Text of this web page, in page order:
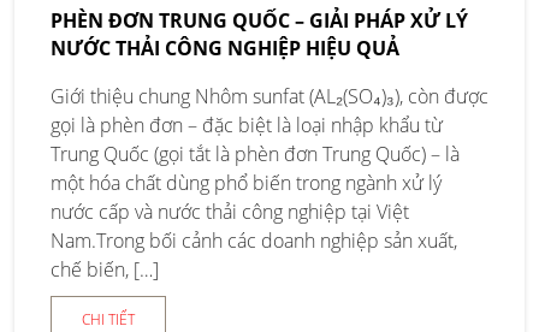
PHÈN ĐƠN TRUNG QUỐC – GIẢI PHÁP XỬ LÝ
NƯỚC THẢI CÔNG NGHIỆP HIỆU QUẢ
Giới thiệu chung Nhôm sunfat (AL₂(SO₄)₃), còn được
gọi là phèn đơn – đặc biệt là loại nhập khẩu từ
Trung Quốc (gọi tắt là phèn đơn Trung Quốc) – là
một hóa chất dùng phổ biến trong ngành xử lý
nước cấp và nước thải công nghiệp tại Việt
Nam.Trong bối cảnh các doanh nghiệp sản xuất,
chế biến, […]
CHI TIẾT